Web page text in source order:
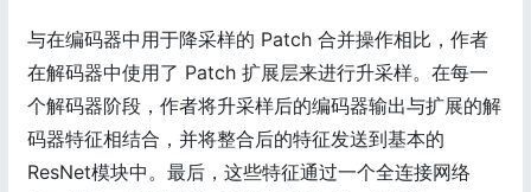
与在编码器中用于降采样的 Patch 合并操作相比，作者
在解码器中使用了 Patch 扩展层来进行升采样。在每一
个解码器阶段，作者将升采样后的编码器输出与扩展的解
码器特征相结合，并将整合后的特征发送到基本的
ResNet模块中。最后，这些特征通过一个全连接网络